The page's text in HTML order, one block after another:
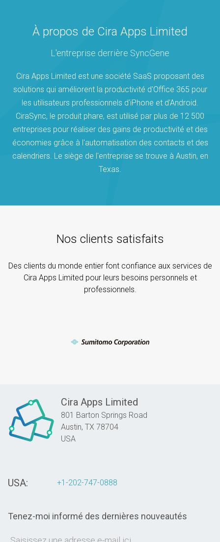
À propos de Cira Apps Limited
L'entreprise derrière SyncGene
Cira Apps Limited est une société SaaS proposant des
solutions qui améliorent la productivité d'Office 365 pour
les utilisateurs professionnels d'iPhone et d'Android.
CiraSync, le produit phare, est utilisé par plus de 12 500
entreprises pour réaliser des gains de productivité et des
économies grâce à l'automatisation des contacts et des
calendriers. Le siège de l'entreprise se trouve à Austin, en
Texas.
Nos clients satisfaits
Des clients du monde entier font confiance aux services de
Cira Apps Limited pour leurs besoins personnels et
professionnels.
Cira Apps Limited
801 Barton Springs Road
Austin, TX 78704
USA
USA: +1-202-747-0888
Tenez-moi informé des dernières nouveautés